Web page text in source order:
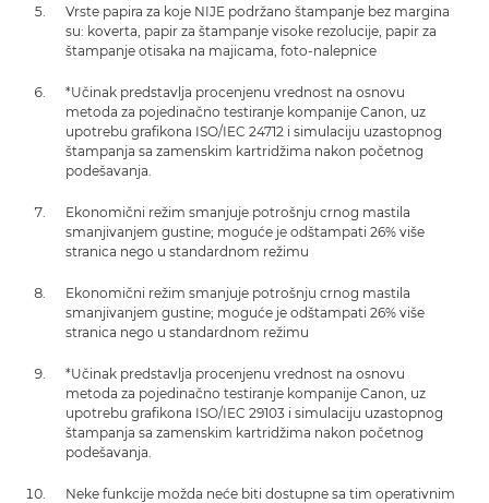
Vrste papira za koje NIJE podržano štampanje bez margina
su: koverta, papir za štampanje visoke rezolucije, papir za
štampanje otisaka na majicama, foto-nalepnice
*Učinak predstavlja procenjenu vrednost na osnovu
metoda za pojedinačno testiranje kompanije Canon, uz
upotrebu grafikona ISO/IEC 24712 i simulaciju uzastopnog
štampanja sa zamenskim kartridžima nakon početnog
podešavanja.
Ekonomični režim smanjuje potrošnju crnog mastila
smanjivanjem gustine; moguće je odštampati 26% više
stranica nego u standardnom režimu
Ekonomični režim smanjuje potrošnju crnog mastila
smanjivanjem gustine; moguće je odštampati 26% više
stranica nego u standardnom režimu
*Učinak predstavlja procenjenu vrednost na osnovu
metoda za pojedinačno testiranje kompanije Canon, uz
upotrebu grafikona ISO/IEC 29103 i simulaciju uzastopnog
štampanja sa zamenskim kartridžima nakon početnog
podešavanja.
Neke funkcije možda neće biti dostupne sa tim operativnim